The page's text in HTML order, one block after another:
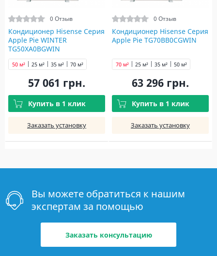
0 Отзыв
Кондиционер Hisense Серия
Apple Pie WINTER
TG50XA0BGWIN
25 м² 35 м²
50 м² 70 м²
57 061 грн.
Купить в 1 клик
Заказать установку
0 Отзыв
Кондиционер Hisense Серия
Apple Pie TG70BB0CGWIN
25 м² 35 м² 50 м²
70 м²
63 296 грн.
Купить в 1 клик
Заказать установку
Вы можете обратиться к нашим
экспертам за помощью
Заказать консультацию